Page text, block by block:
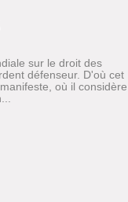
sur le droit des
défenseur. D'où cet
où il considère